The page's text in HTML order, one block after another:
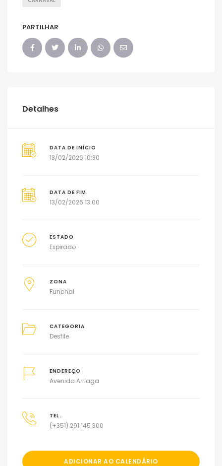
PARTILHAR
Detalhes
DATA DE INÍCIO
13/02/2026 10:30
DATA DE FIM
13/02/2026 13:00
ESTADO
Expirado
ZONA
Funchal
CATEGORIA
Desfile
ENDEREÇO
Avenida Arriaga
TEL.
(+351) 291 145 300
ADICIONAR AO CALENDÁRIO